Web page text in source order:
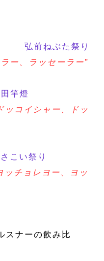
弘前ねぶた祭り
ー、ラッセーラー”
田竿燈
ッコイシャー、ドッ
こい祭り
ッチョレヨー、ヨッ
スナーの飲み比